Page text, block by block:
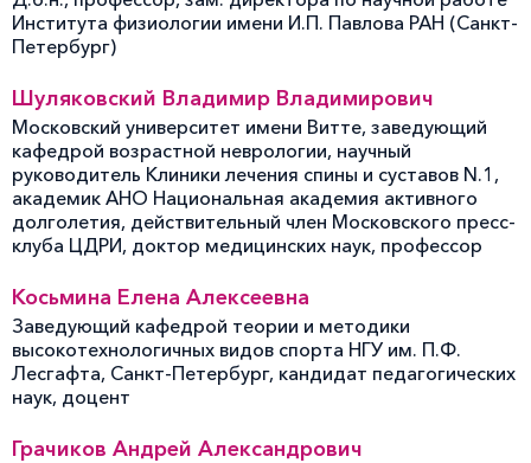
Института физиологии имени И.П. Павлова РАН (Санкт-
Петербург)
Шуляковский Владимир Владимирович
Московский университет имени Витте, заведующий
кафедрой возрастной неврологии, научный
руководитель Клиники лечения спины и суставов N.1,
академик АНО Национальная академия активного
долголетия, действительный член Московского пресс-
клуба ЦДРИ, доктор медицинских наук, профессор
Косьмина Елена Алексеевна
Заведующий кафедрой теории и методики
высокотехнологичных видов спорта НГУ им. П.Ф.
Лесгафта, Санкт-Петербург, кандидат педагогических
наук, доцент
Грачиков Андрей Александрович